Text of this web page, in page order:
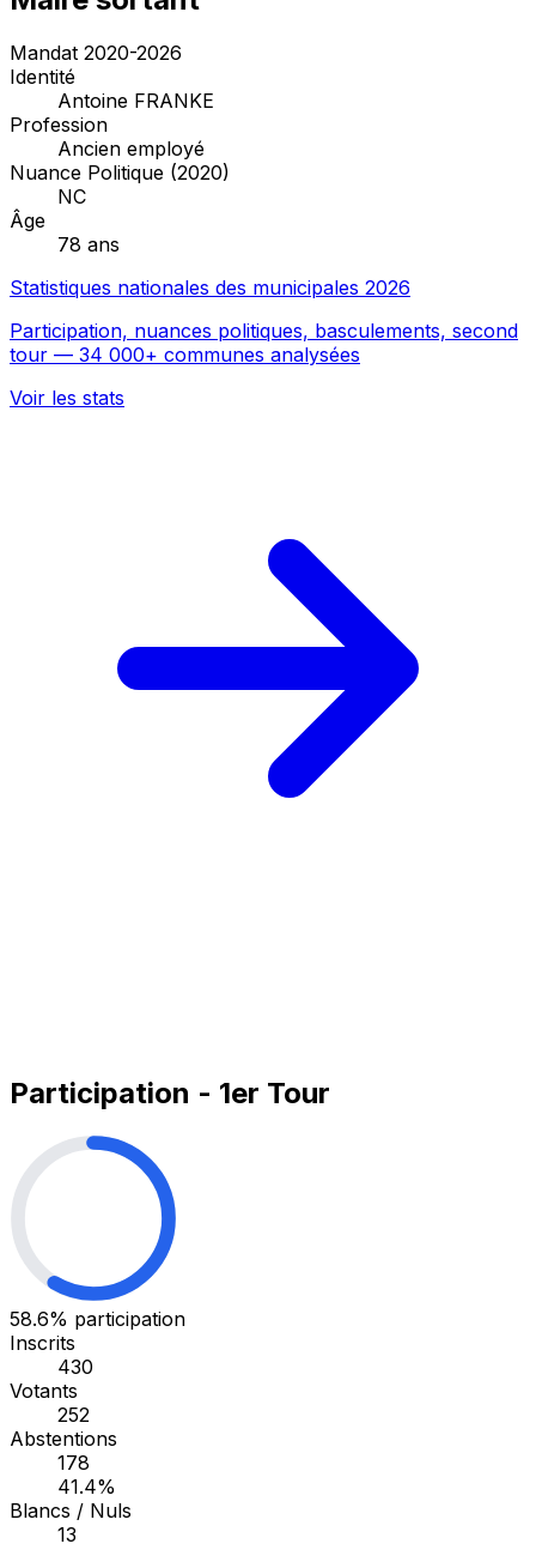
Mandat 2020-2026
Identité
Antoine FRANKE
Profession
Ancien employé
Nuance Politique (2020)
NC
Âge
78 ans
Statistiques nationales des municipales 2026
Participation, nuances politiques, basculements, second
tour — 34 000+ communes analysées
Voir les stats
Participation - 1er Tour
58.6% participation
Inscrits
430
Votants
252
Abstentions
178
41.4%
Blancs / Nuls
13